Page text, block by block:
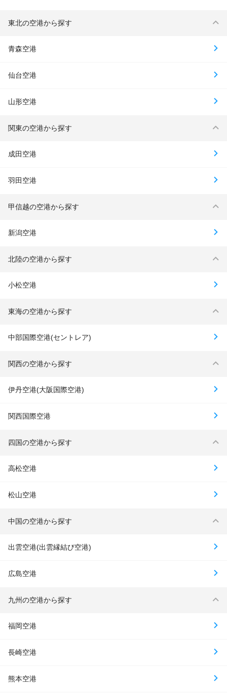
東北の空港から探す
青森空港
仙台空港
山形空港
関東の空港から探す
成田空港
羽田空港
甲信越の空港から探す
新潟空港
北陸の空港から探す
小松空港
東海の空港から探す
中部国際空港(セントレア)
関西の空港から探す
伊丹空港(大阪国際空港)
関西国際空港
四国の空港から探す
高松空港
松山空港
中国の空港から探す
出雲空港(出雲縁結び空港)
広島空港
九州の空港から探す
福岡空港
長崎空港
熊本空港